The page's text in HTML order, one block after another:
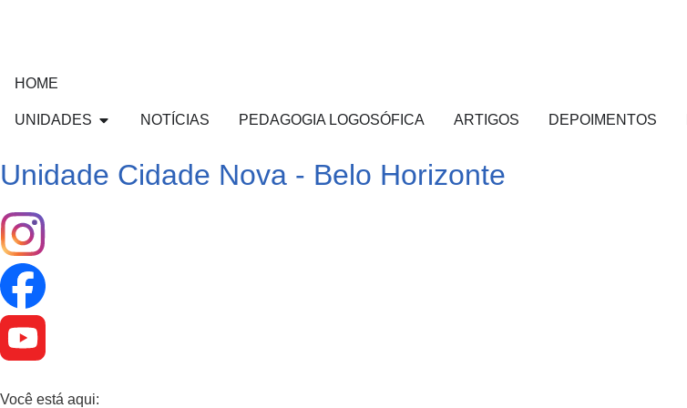
HOME
UNIDADES NOTÍCIAS PEDAGOGIA LOGOSÓFICA ARTIGOS DEPOIMENTOS
Unidade Cidade Nova - Belo Horizonte
Você está aqui: